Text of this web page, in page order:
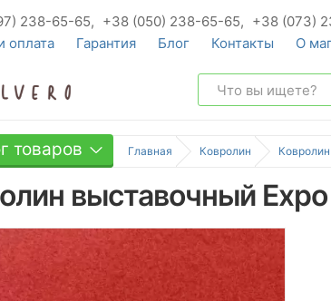
238-65-65, +38 (050) 238-65-65, +38 (073)
оплата
Гарантия Блог Контакты О
товаров Главная Ковролин
выставочный